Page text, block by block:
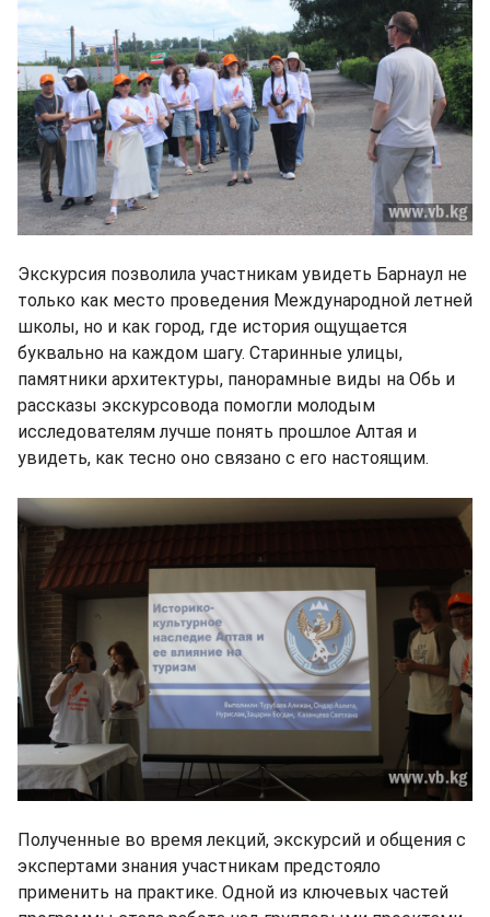
Экскурсия позволила участникам увидеть Барнаул не
только как место проведения Международной летней
школы, но и как город, где история ощущается
буквально на каждом шагу. Старинные улицы,
памятники архитектуры, панорамные виды на Обь и
рассказы экскурсовода помогли молодым
исследователям лучше понять прошлое Алтая и
увидеть, как тесно оно связано с его настоящим.
Полученные во время лекций, экскурсий и общения с
экспертами знания участникам предстояло
применить на практике. Одной из ключевых частей